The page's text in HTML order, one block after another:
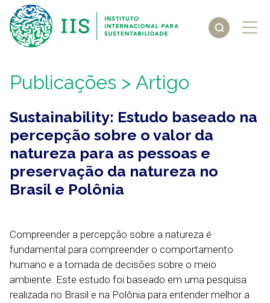
Publicações > Artigo
Sustainability: Estudo baseado na
percepção sobre o valor da
natureza para as pessoas e
preservação da natureza no
Brasil e Polônia
Compreender a percepção sobre a natureza é
fundamental para compreender o comportamento
humano e a tomada de decisões sobre o meio
ambiente. Este estudo foi baseado em uma pesquisa
realizada no Brasil e na Polônia para entender melhor a